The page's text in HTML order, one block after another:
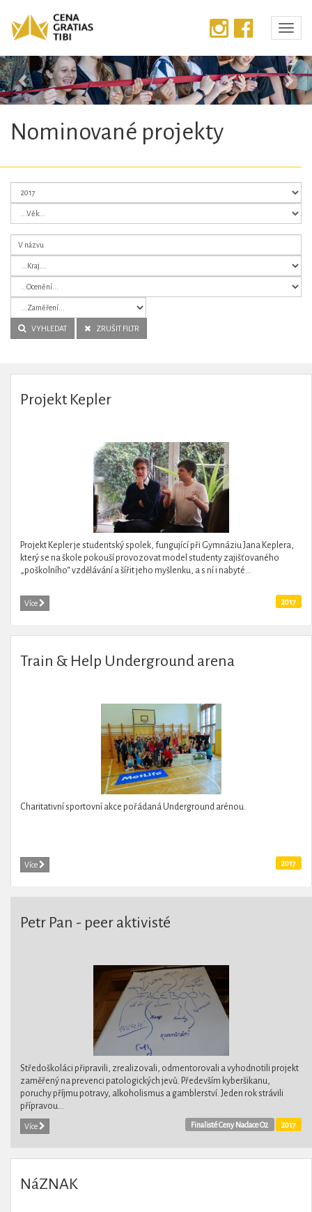
Předchozí
Nominované projekty
VYHLEDAT ZRUŠIT FILTR
Projekt Kepler
Projekt Kepler je studentský spolek, fungující při Gymnáziu Jana Keplera,
který se na škole pokouší provozovat model studenty zajišťovaného
„poškolního“ vzdělávání a šířit jeho myšlenku, a s ní i nabyté...
Více 2017
Train & Help Underground arena
Charitativní sportovní akce pořádaná Underground arénou.
Více 2017
Petr Pan - peer aktivisté
Středoškoláci připravili, zrealizovali, odmentorovali a vyhodnotili projekt
zaměřený na prevenci patologických jevů. Především kyberšikanu,
poruchy příjmu potravy, alkoholismus a gamblerství. Jeden rok strávili
přípravou...
Více 2017
Finalisté Ceny Nadace O2
NáZNAK